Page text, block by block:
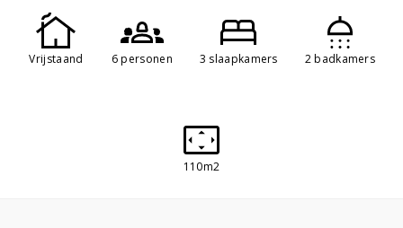
Vrijstaand 6 personen 3 slaapkamers 2 badkamers
110m2